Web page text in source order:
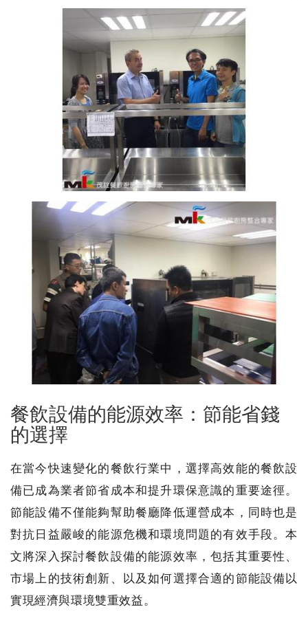
餐飲設備的能源效率：節能省錢
的選擇
在當今快速變化的餐飲行業中，選擇高效能的餐飲設
備已成為業者節省成本和提升環保意識的重要途徑。
節能設備不僅能夠幫助餐廳降低運營成本，同時也是
對抗日益嚴峻的能源危機和環境問題的有效手段。本
文將深入探討餐飲設備的能源效率，包括其重要性、
市場上的技術創新、以及如何選擇合適的節能設備以
實現經濟與環境雙重效益。